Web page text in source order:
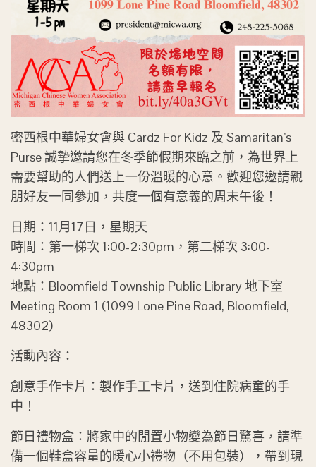
密西根中華婦女會與 Cardz For Kidz 及 Samaritan’s
Purse 誠摯邀請您在冬季節假期來臨之前，為世界上
需要幫助的人們送上一份溫暖的心意。歡迎您邀請親
朋好友一同參加，共度一個有意義的周末午後！
日期：11月17日，星期天
時間：第一梯次 1:00-2:30pm，第二梯次 3:00-
4:30pm
地點：Bloomfield Township Public Library 地下室
Meeting Room 1 (1099 Lone Pine Road, Bloomfield,
48302)
活動內容：
創意手作卡片：製作手工卡片，送到住院病童的手
中！
節日禮物盒：將家中的閒置小物變為節日驚喜，請準
備一個鞋盒容量的暖心小禮物（不用包裝），帶到現